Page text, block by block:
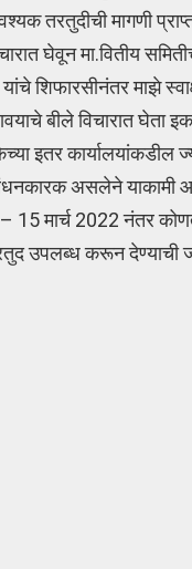
तरतुदीची मागणी
घेवून मा.वितीय
) यांचे शिफारसीनंतर
बीले विचारात
इतर
असलेने याकामी
15 मार्च 2022 नंतर
उपलब्ध करून देण्याची